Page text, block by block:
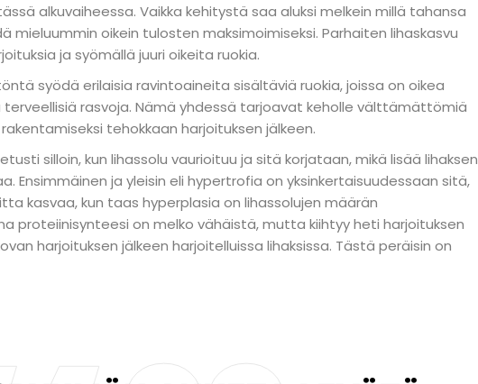
alkuvaiheessa. Vaikka kehitystä saa aluksi melkein millä tahansa
mieluummin oikein tulosten maksimoimiseksi. Parhaiten lihaskasvu
ja syömällä juuri oikeita ruokia.
syödä erilaisia ravintoaineita sisältäviä ruokia, joissa on oikea
rasvoja. Nämä yhdessä tarjoavat keholle välttämättömiä
tehokkaan harjoituksen jälkeen.
silloin, kun lihassolu vaurioituu ja sitä korjataan, mikä lisää lihaksen
Ensimmäinen ja yleisin eli hypertrofia on yksinkertaisuudessaan sitä,
kasvaa, kun taas hyperplasia on lihassolujen määrän
proteiinisynteesi on melko vähäistä, mutta kiihtyy heti harjoituksen
harjoituksen jälkeen harjoitelluissa lihaksissa. Tästä peräisin on